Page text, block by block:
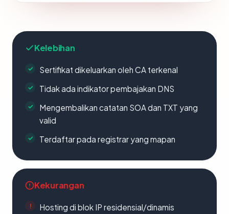
Kelebihan
Sertifikat dikeluarkan oleh CA terkenal
Tidak ada indikator pembajakan DNS
Mengembalikan catatan SOA dan TXT yang
valid
Terdaftar pada registrar yang mapan
Kekurangan
Hosting di blok IP residensial/dinamis